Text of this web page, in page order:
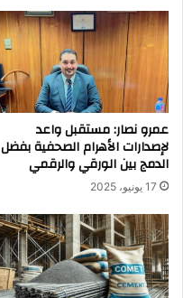
عمرو نصار: مستقبل واعد
لإصدارات الأهرام الصحفية بفضل
الدمج بين الورقي والرقمي
17 يونيو، 2025